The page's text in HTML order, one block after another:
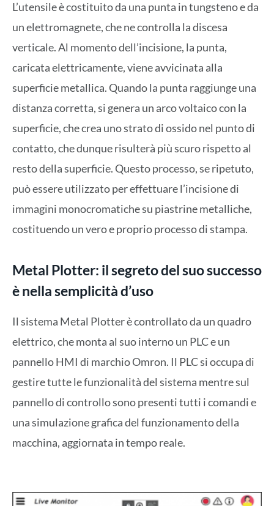
L’utensile è costituito da una punta in tungsteno e da
un elettromagnete, che ne controlla la discesa
verticale. Al momento dell’incisione, la punta,
caricata elettricamente, viene avvicinata alla
superficie metallica. Quando la punta raggiunge una
distanza corretta, si genera un arco voltaico con la
superficie, che crea uno strato di ossido nel punto di
contatto, che dunque risulterà più scuro rispetto al
resto della superficie. Questo processo, se ripetuto,
può essere utilizzato per effettuare l’incisione di
immagini monocromatiche su piastrine metalliche,
costituendo un vero e proprio processo di stampa.
Metal Plotter: il segreto del suo successo
è nella semplicità d’uso
Il sistema Metal Plotter è controllato da un quadro
elettrico, che monta al suo interno un PLC e un
pannello HMI di marchio Omron. Il PLC si occupa di
gestire tutte le funzionalità del sistema mentre sul
pannello di controllo sono presenti tutti i comandi e
una simulazione grafica del funzionamento della
macchina, aggiornata in tempo reale.